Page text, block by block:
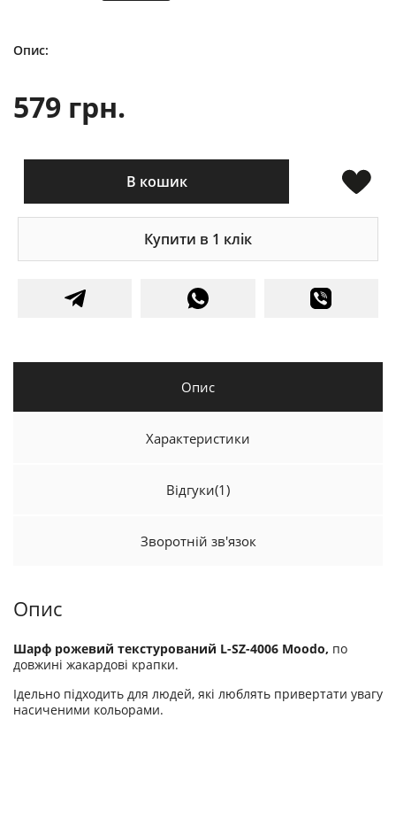
Опис:
579 грн.
В кошик
Купити в 1 клік
Опис
Характеристики
Відгуки(1)
Зворотній зв'язок
Опис
Шарф рожевий текстурований L-SZ-4006 Moodo, по
довжині жакардові крапки.
Ідельно підходить для людей, які люблять привертати увагу
насиченими кольорами.